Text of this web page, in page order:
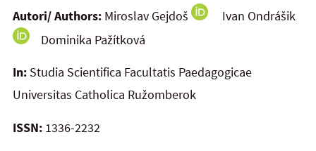
Autori/ Authors: Miroslav Gejdoš
Ivan Ondrášik
Dominika Pažítková
In: Studia Scientifica Facultatis Paedagogicae
Universitas Catholica Ružomberok
ISSN: 1336-2232